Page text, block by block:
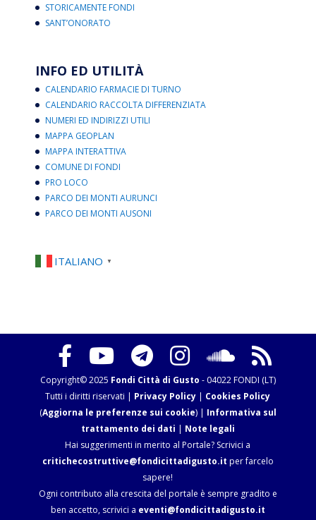
STORICAMENTE FONDI
SANT’ONORATO
INFO ED UTILITÀ
CALENDARIO FARMACIE DI TURNO
CALENDARIO RACCOLTA DIFFERENZIATA
NUMERI ED INDIRIZZI UTILI
MAPPA GEOPLAN
MAPPA INTERATTIVA
COMUNE DI FONDI
PRO LOCO
PARCO DEI MONTI AURUNCI
PARCO DEI MONTI AUSONI
ITALIANO ▼
Copyright© 2025 Fondi Città di Gusto - 04022 FONDI (LT)
Tutti i diritti riservati | Privacy Policy | Cookies Policy
(Aggiorna le preferenze sui cookie) | Informativa sul
trattamento dei dati | Note legali
Hai suggerimenti in merito al Portale? Scrivici a
critichecostruttive@fondicittadigusto.it per farcelo
sapere!
Ogni contributo alla crescita del portale è sempre gradito e
ben accetto, scrivici a eventi@fondicittadigusto.it